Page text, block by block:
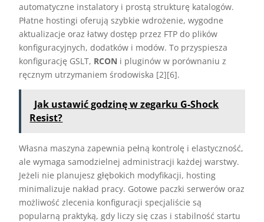
automatyczne instalatory i prostą strukturę katalogów.
Płatne hostingi oferują szybkie wdrożenie, wygodne
aktualizacje oraz łatwy dostęp przez FTP do plików
konfiguracyjnych, dodatków i modów. To przyspiesza
konfigurację GSLT, RCON i pluginów w porównaniu z
ręcznym utrzymaniem środowiska [2][6].
Jak ustawić godzinę w zegarku G-Shock
Resist?
Własna maszyna zapewnia pełną kontrolę i elastyczność,
ale wymaga samodzielnej administracji każdej warstwy.
Jeżeli nie planujesz głębokich modyfikacji, hosting
minimalizuje nakład pracy. Gotowe paczki serwerów oraz
możliwość zlecenia konfiguracji specjaliście są
popularną praktyką, gdy liczy się czas i stabilność startu